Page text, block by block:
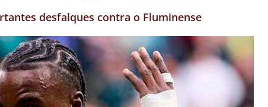
desfalques contra o Fluminense